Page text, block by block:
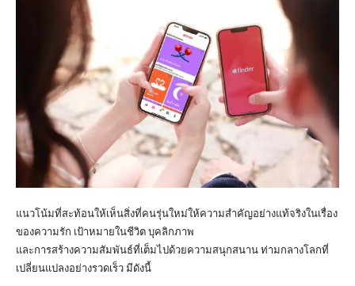
แนวโน้มที่สะท้อนให้เห็นสิ่งที่คนรุ่นใหม่ให้ความสำคัญอย่างแท้จริงในเรื่อง
ของความรัก เป้าหมายในชีวิต บุคลิกภาพ
และการสร้างความสัมพันธ์ที่เต็มไปด้วยความสนุกสนาน ท่ามกลางโลกที่
เปลี่ยนแปลงอย่างรวดเร็ว มีดังนี้